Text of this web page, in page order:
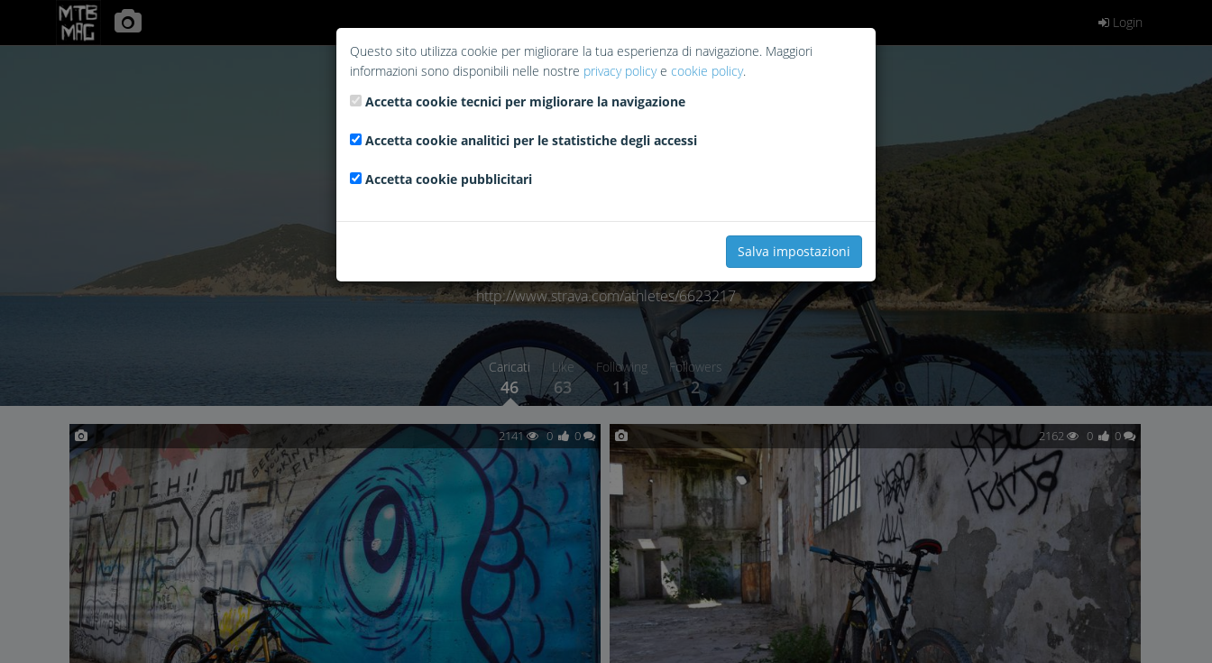
Login
http://www.strava.com/athletes/6623217
Caricati
46
Like
63
Following
11
Followers
2
2141 0 0 2162 0 0
Questo sito utilizza cookie per migliorare la tua esperienza di navigazione. Maggiori
informazioni sono disponibili nelle nostre privacy policye cookie policy.
Accetta cookie tecnici per migliorare la navigazione
Accetta cookie analitici per le statistiche degli accessi
Accetta cookie pubblicitari
Salva impostazioni